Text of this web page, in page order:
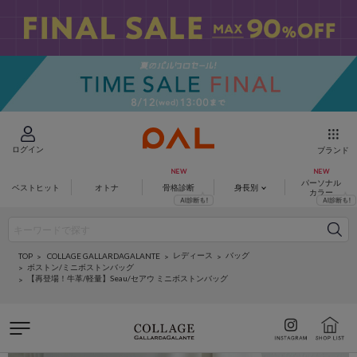
ログイン ブランド
ベストヒット オトナ 骨格診断 身長別
パーソナル
カラー
TOP COLLAGE GALLARDAGALANTE レディース
バッグ
ボストン/ミニボストンバッグ
【再登場！牛革/軽量】Seau/セアウ ミニボストンバッグ